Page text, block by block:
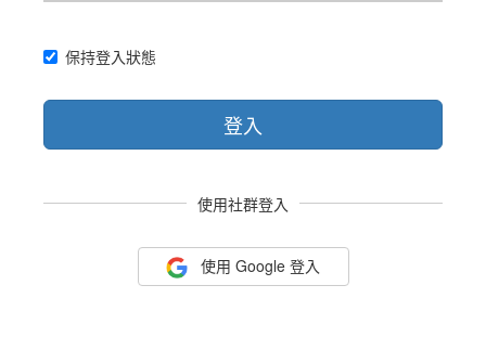
保持登入狀態
登入
使用社群登入
使用 Google 登入